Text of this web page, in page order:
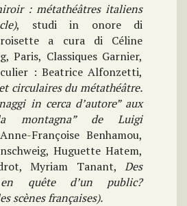
: métathéâtres italiens
, studi in onore di
a cura di Céline
Paris, Classiques Garnier,
: Beatrice Alfonzetti,
circulaires du métathéâtre.
in cerca d’autore” aux
montagna” de Luigi
Françoise Benhamou,
Huguette Hatem,
Myriam Tanant, Des
en quête d’un public?
scènes françaises).